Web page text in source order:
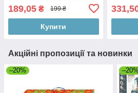
189,05 ₴ 199 ₴
Купити
Акційні пропозиції та новинки
–20% –20%